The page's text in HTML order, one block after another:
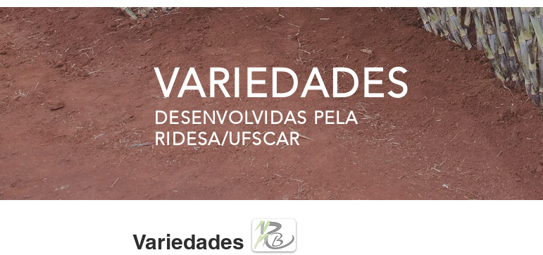
VARIEDADES
DESENVOLVIDAS PELA
RIDESA/UFSCAR
Variedades